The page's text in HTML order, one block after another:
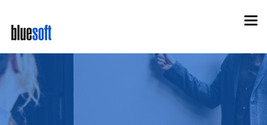
main
content